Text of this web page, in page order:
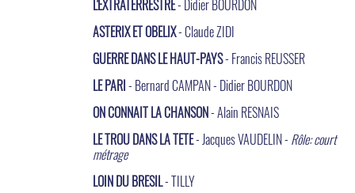
L'EXTRATERRESTRE- Didier BOURDON
ASTERIX ET OBELIX- Claude ZIDI
GUERRE DANS LE HAUT-PAYS- Francis REUSSER
LE PARI- Bernard CAMPAN - Didier BOURDON
ON CONNAIT LA CHANSON- Alain RESNAIS
LE TROU DANS LA TETE- Jacques VAUDELIN - Rôle: court
métrage
LOIN DU BRESIL- TILLY